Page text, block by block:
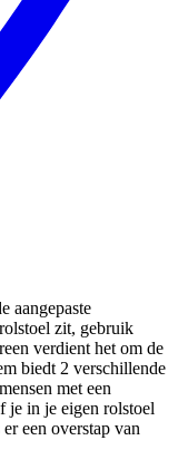
aangepaste
zit, gebruik
verdient het om de
biedt 2 verschillende
met een
in je eigen rolstoel
een overstap van